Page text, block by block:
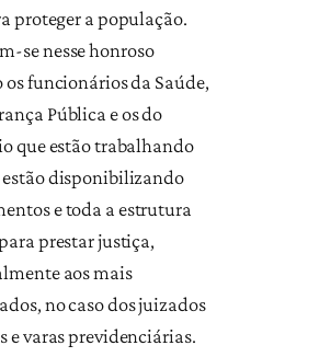
proteger a população.
se nesse honroso
funcionários da Saúde,
Pública e os do
que estão trabalhando
estão disponibilizando
e toda a estrutura
prestar justiça,
aos mais
no caso dos juizados
e varas previdenciárias.